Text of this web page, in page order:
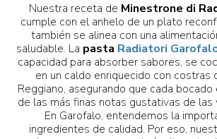
Nuestra receta de Minestrone di
cumple con el anhelo de un plato
también se alinea con una
saludable. La pasta Radiatori
capacidad para absorber sabores, se
en un caldo enriquecido con costras
Reggiano, asegurando que cada
de las más finas notas gustativas de las
En Garofalo, entendemos la
ingredientes de calidad. Por eso,